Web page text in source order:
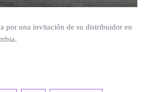
por una invitación de su distribuidor en